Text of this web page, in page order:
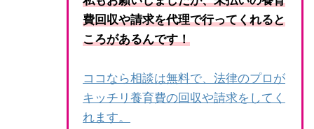
費回収や請求を代理で行ってくれると
ころがあるんです！
ココなら相談は無料で、法律のプロが
キッチリ養育費の回収や請求をしてく
れます。